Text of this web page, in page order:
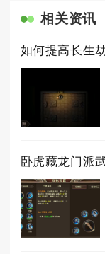
相关资讯
如何提高长生
卧虎藏龙门派